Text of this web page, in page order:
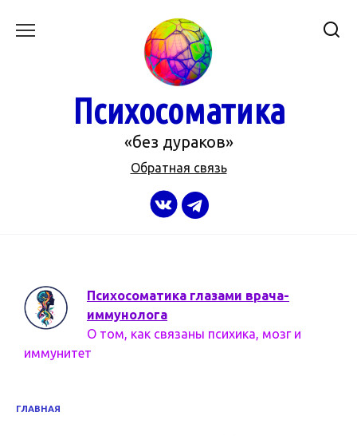
Психосоматика
«без дураков»
Обратная связь
Психосоматика глазами врача-
иммунолога
О том, как связаны психика, мозг и
иммунитет
ГЛАВНАЯ